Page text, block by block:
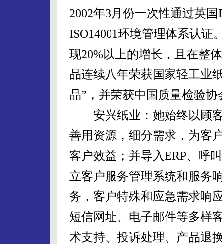
2002年3月份一次性通过英
ISO14001环境管理体系认
现20%以上的增长，且在整
品连续八年荣获国家轻工业
品”，并荣获中国质量检验
安兴纸业：她始终以顾客
善用资源，细分需求，为客
客户效益；并导入ERP、呼
立客户服务管理系统和服务
务，客户特殊和应急需求响
短信网址、电子邮件等多样
术支持、投诉处理、产品退